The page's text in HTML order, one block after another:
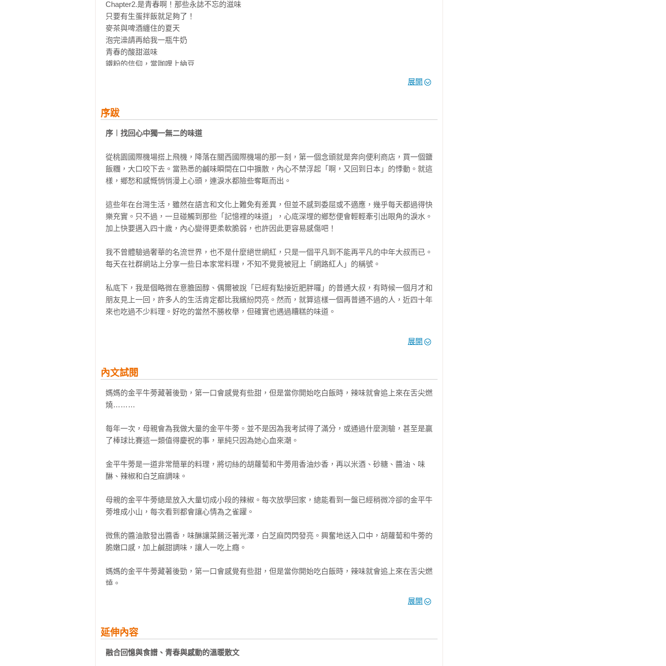
Chapter2.是青春啊！那些永誌不忘的滋味
只要有生蛋拌飯就足夠了！
麥茶與啤酒纏住的夏天
泡完澡請再給我一瓶牛奶
青春的酸甜滋味
鐵粉的信仰，當咖哩上納豆
牛丼是記憶中不變的存在
讚岐烏龍麵的冒險之旅
在蕎麥麵的黑湯裡品味東京
只要有海苔，什麽都無所謂
療癒情傷的北海道魷魚
文學少女與幻之海苔
展開
序跋
序︱找回心中獨一無二的味道
從桃園國際機場搭上飛機，降落在關西國際機場的那一刻，第一個念頭就是奔向便利商店，買一個鹽
飯糰，大口咬下去。當熟悉的鹹味瞬間在口中擴散，內心不禁浮起「啊，又回到日本」的悸動。就這
樣，鄉愁和感慨悄悄漫上心頭，連淚水都險些奪眶而出。
這些年在台灣生活，雖然在語言和文化上難免有差異，但並不感到委屈或不適應，幾乎每天都過得快
樂充實。只不過，一旦碰觸到那些「記憶裡的味道」，心底深埋的鄉愁便會輕輕牽引出眼角的淚水。
加上快要邁入四十歲，內心變得更柔軟脆弱，也許因此更容易感傷吧！
我不曾體驗過奢華的名流世界，也不是什麼絕世網紅，只是一個平凡到不能再平凡的中年大叔而已。
每天在社群網站上分享一些日本家常料理，不知不覺竟被冠上「網路紅人」的稱號。
私底下，我是個略微在意膽固醇、偶爾被說「已經有點接近肥胖囉」的普通大叔，有時候一個月才和
朋友見上一回，許多人的生活肯定都比我繽紛閃亮。然而，就算這樣一個再普通不過的人，近四十年
來也吃過不少料理。好吃的當然不勝枚舉，但確實也遇過糟糕的味道。
我忍不住激動地回答：「全部都不好吃！」「我不喜歡！」「真的就是不好吃！」然後電話被對方掛
我曾因為家人把我想吃的咖哩偷吃一空，跟對方大吵一架；或是在媽媽帶我去吃拉麵的時候，感到無
回憶，你肯定也有不少吧！
讀者透過這些日常片段，能對日本料理有更深一層的認識，進而產生興趣。
好。如果能在閱讀的同時，與自己的「食之回憶」重疊在一起，或許就在那一刻，你也找回自己心中
獨一無二的味道。
展開
內文試閱
媽媽的金平牛蒡藏著後勁，第一口會感覺有些甜，但是當你開始吃白飯時，辣味就會追上來在舌尖燃
燒………
每年一次，母親會為我做大量的金平牛蒡。並不是因為我考試得了滿分，或通過什麼測驗，甚至是贏
了棒球比賽這一類值得慶祝的事，單純只因為她心血來潮。
金平牛蒡是一道非常簡單的料理，將切絲的胡蘿蔔和牛蒡用香油炒香，再以米酒、砂糖、醬油、味
醂、辣椒和白芝麻調味。
母親的金平牛蒡總是放入大量切成小段的辣椒。每次放學回家，總能看到一盤已經稍微冷卻的金平牛
蒡堆成小山，每次看到都會讓心情為之雀躍。
微焦的醬油散發出醬香，味醂讓菜餚泛著光澤，白芝麻閃閃發亮。興奮地送入口中，胡蘿蔔和牛蒡的
脆嫩口感，加上鹹甜調味，讓人一吃上癮。
媽媽的金平牛蒡藏著後勁，第一口會感覺有些甜，但是當你開始吃白飯時，辣味就會追上來在舌尖燃
燒。
即使喝水或吃飯也無法消除的辣味！
但就是這種味道讓人無法抗拒。每當有金平牛蒡的日子，我都會開心地多吃好幾碗白飯。
展開
延伸內容
融合回憶與食譜、青春與感動的溫暖散文